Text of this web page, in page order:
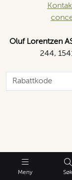
Meny Søk
Oluf Lorentzen
244,